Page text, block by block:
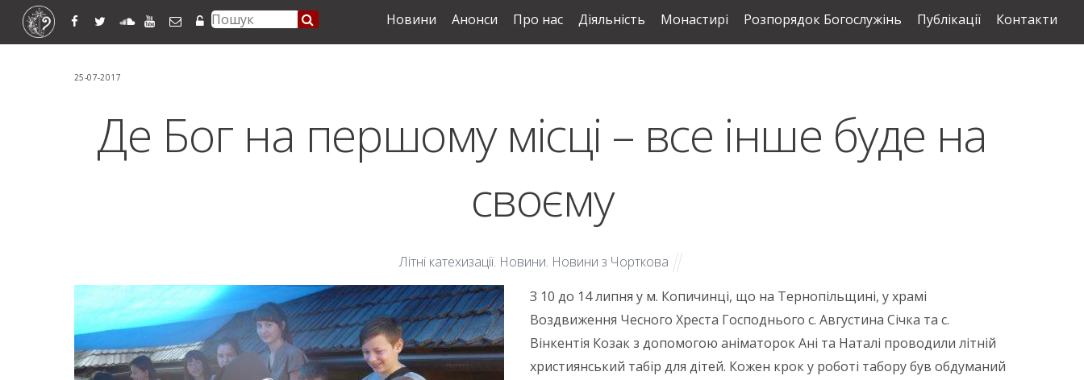
Новини Анонси Про нас Діяльність Монастирі Розпорядок Богослужінь Публікації Контакти
25-07-2017
Де Бог на першому місці – все інше буде на
своєму
Літні катехизації, Новини, Новини з Чорткова
З 10 до 14 липня у м. Копичинці, що на Тернопільщині, у храмі
Воздвиження Чесного Хреста Господнього с. Августина Січка та с.
Вінкентія Козак з допомогою аніматорок Ані та Наталі проводили літній
християнський табір для дітей. Кожен крок у роботі табору був обдуманий